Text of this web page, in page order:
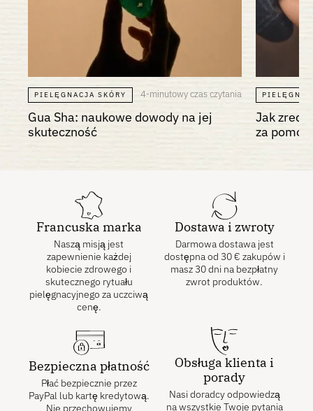
PIELĘGNACJA SKÓRY 4-minutowy czas czytania
Gua Sha: naukowe dowody na jej
skuteczność
Jak
za
Francuska marka
Naszą misją jest
zapewnienie każdej
kobiecie zdrowego i
skutecznego rytuału
pielęgnacyjnego za uczciwą
cenę.
Dostawa i zwroty
Darmowa dostawa jest
dostępna od 30 € zakupów i
masz 30 dni na bezpłatny
zwrot produktów.
Bezpieczna płatność
Płać bezpiecznie przez
PayPal lub kartę kredytową.
Nie przechowujemy
Obsługa klienta i
porady
Nasi doradcy odpowiedzą
na wszystkie Twoje pytania